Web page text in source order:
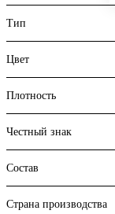
Тип
Цвет
Плотность
Честный знак
Состав
Страна производства